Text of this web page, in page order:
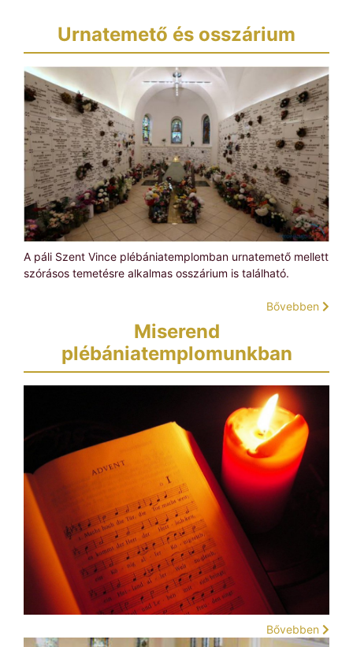
Urnatemető és osszárium
A páli Szent Vince plébániatemplomban urnatemető mellett
szórásos temetésre alkalmas osszárium is található.
Bővebben
Miserend
plébániatemplomunkban
Bővebben